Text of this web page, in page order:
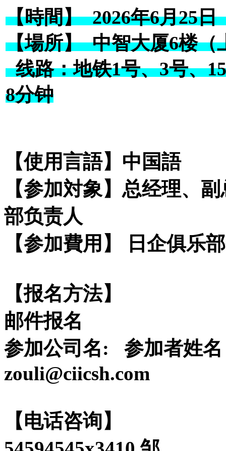
【時間】 2026年6月25日
【場所】 中智大厦6楼（
线路：地铁1号、3号、
8分钟
【使用言語】中国語
【参加対象】总经理、
部负责人
【参加費用】 日企俱乐
【报名方法】
邮件报名
参加公司名: 参加者姓
zouli@ciicsh.com
【电话咨询】